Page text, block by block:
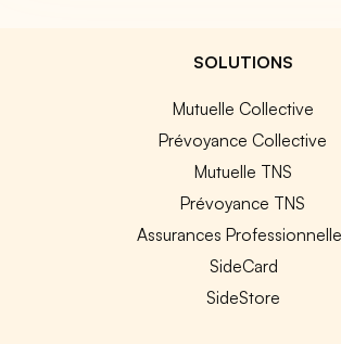
SOLUTIONS
Mutuelle Collective
Prévoyance Collective
Mutuelle TNS
Prévoyance TNS
Assurances
SideCard
SideStore